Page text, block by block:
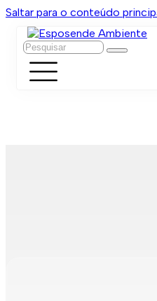
Saltar para o conteúdo
Pesquisar